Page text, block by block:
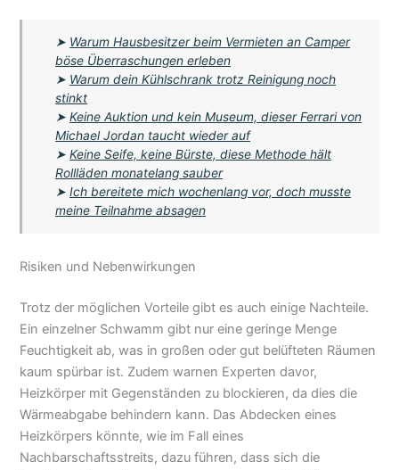
➤ Warum Hausbesitzer beim Vermieten an Camper
böse Überraschungen erleben
➤ Warum dein Kühlschrank trotz Reinigung noch
stinkt
➤Keine Auktion und kein Museum, dieser Ferrari von
Michael Jordan taucht wieder auf
➤Keine Seife, keine Bürste, diese Methode hält
Rollläden monatelang sauber
➤Ich bereitete mich wochenlang vor, doch musste
meine Teilnahme absagen
Risiken und Nebenwirkungen
Trotz der möglichen Vorteile gibt es auch einige Nachteile.
Ein einzelner Schwamm gibt nur eine geringe Menge
Feuchtigkeit ab, was in großen oder gut belüfteten Räumen
kaum spürbar ist. Zudem warnen Experten davor,
Heizkörper mit Gegenständen zu blockieren, da dies die
Wärmeabgabe behindern kann. Das Abdecken eines
Heizkörpers könnte, wie im Fall eines
Nachbarschaftsstreits, dazu führen, dass sich die